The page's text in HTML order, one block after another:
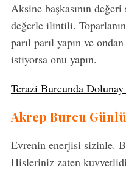
Aksine başkasının
değerle ilintili.
parıl parıl yapın ve
istiyorsa onu yapın.
Terazi Burcunda
Akrep Burcu
Evrenin enerjisi sizinle.
Hisleriniz zaten